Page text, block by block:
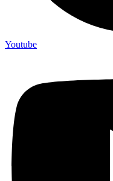
Youtube